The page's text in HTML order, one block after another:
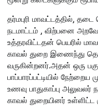
தர்மபுரி மாவட்டத்தில்,
நடமாட்டம் , விற்பனை
உத்தரவிட்டதன் பெயரில்
காவல் துறை இணைந்து
வருகின்றனர்.அதன் ஒரு
பாப்பாரப்பட்டியில்
உணவு பாதுகாப்பு அலுவலர்
காவல் துறையினர்